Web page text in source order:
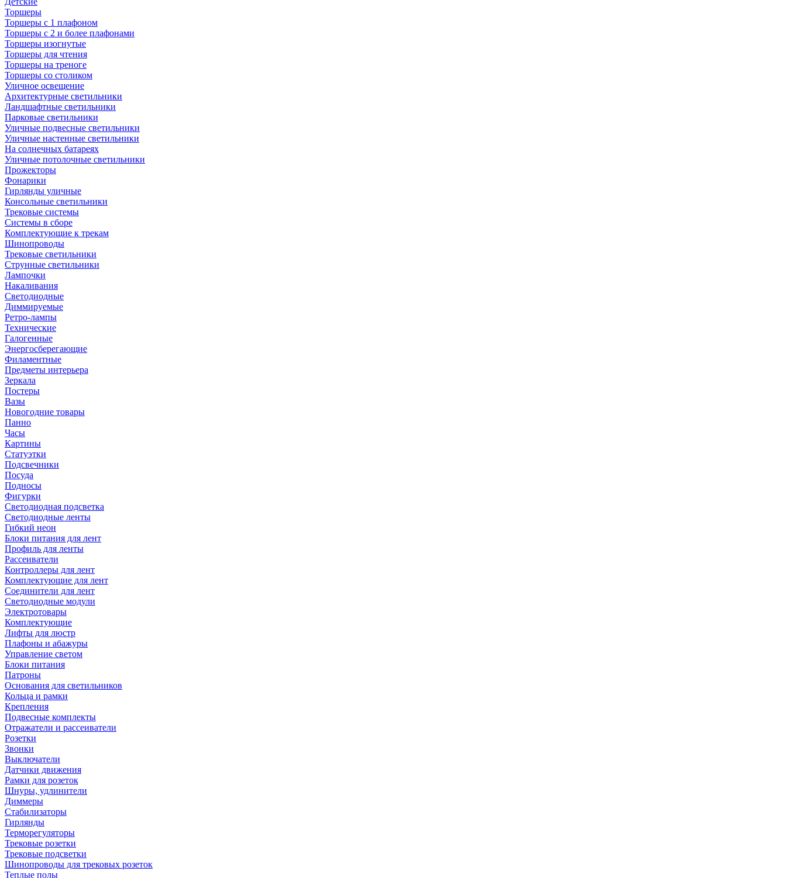
Торшеры
Торшеры с 1 плафоном
Торшеры с 2 и более плафонами
Торшеры изогнутые
Торшеры для чтения
Торшеры на треноге
Торшеры со столиком
Уличное освещение
Архитектурные светильники
Ландшафтные светильники
Парковые светильники
Уличные подвесные светильники
Уличные настенные светильники
На солнечных батареях
Уличные потолочные светильники
Прожекторы
Фонарики
Гирлянды уличные
Консольные светильники
Трековые системы
Системы в сборе
Комплектующие к трекам
Шинопроводы
Трековые светильники
Струнные светильники
Лампочки
Накаливания
Светодиодные
Диммируемые
Ретро-лампы
Технические
Галогенные
Энергосберегающие
Филаментные
Предметы интерьера
Зеркала
Постеры
Вазы
Новогодние товары
Панно
Часы
Картины
Статуэтки
Подсвечники
Посуда
Подносы
Фигурки
Светодиодная подсветка
Светодиодные ленты
Гибкий неон
Блоки питания для лент
Профиль для ленты
Рассеиватели
Контроллеры для лент
Комплектующие для лент
Соединители для лент
Светодиодные модули
Электротовары
Комплектующие
Лифты для люстр
Плафоны и абажуры
Управление светом
Блоки питания
Патроны
Основания для светильников
Кольца и рамки
Крепления
Подвесные комплекты
Отражатели и рассеиватели
Розетки
Звонки
Выключатели
Датчики движения
Рамки для розеток
Шнуры, удлинители
Диммеры
Стабилизаторы
Гирлянды
Терморегуляторы
Трековые розетки
Трековые подсветки
Шинопроводы для трековых розеток
Теплые полы